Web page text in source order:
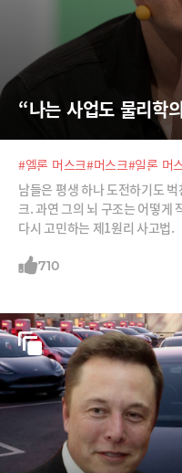
“나는 사업도 물리학
#엘론 머스크#머스크#일론 머
남들은 평생 하나 도전하기도
크. 과연 그의 뇌 구조는 어떻게
다시 고민하는 제1원리 사고법.
710